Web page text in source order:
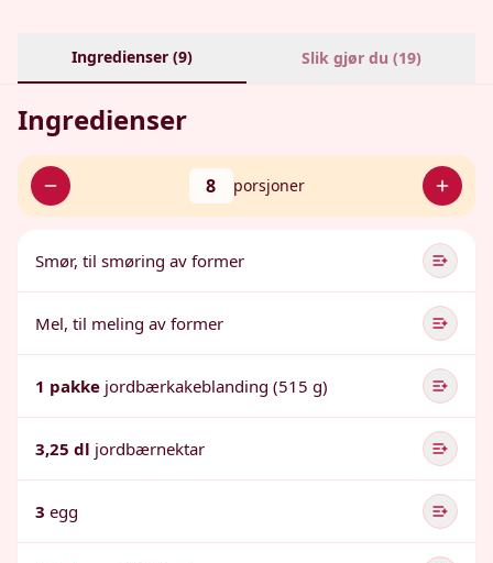
Ingredienser (9) Slik gjør du (19)
Ingredienser
8 porsjoner
Smør, til smøring av former
Mel, til meling av former
1 pakke jordbærkakeblanding (515 g)
3,25 dl jordbærnektar
3 egg